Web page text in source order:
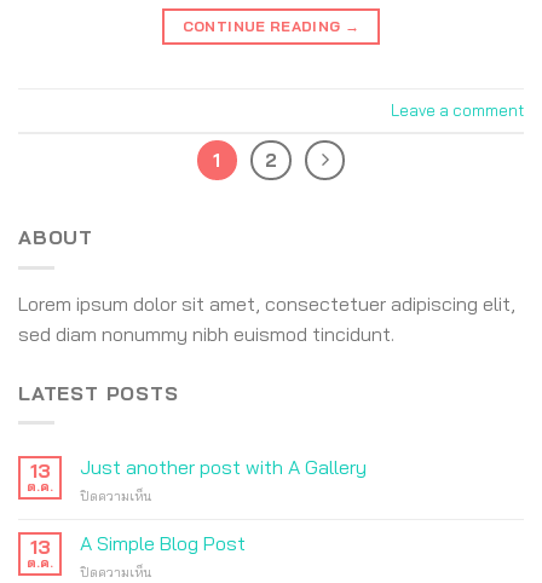
CONTINUE READING →
Leave a comment
1 2
ABOUT
Lorem ipsum dolor sit amet, consectetuer adipiscing elit,
sed diam nonummy nibh euismod tincidunt.
LATEST POSTS
13
ต.ค.
Just another post with A Gallery
ปิดความเห็น
another
13
ต.ค.
A Simple Blog Post
ปิดความเห็น